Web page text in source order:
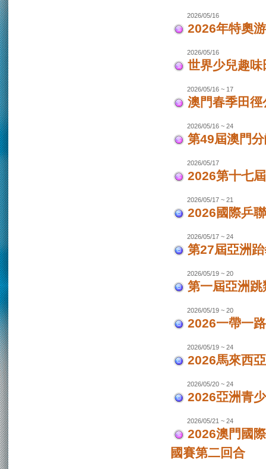
2026/05/16
2026年特奧
2026/05/16
世界少兒趣味
2026/05/16 ~ 17
澳門春季田徑
2026/05/16 ~ 24
第49屆澳門
2026/05/17
2026第十七
2026/05/17 ~ 21
2026國際乒
2026/05/17 ~ 24
第27屆亞洲
2026/05/19 ~ 20
第一屆亞洲
2026/05/19 ~ 20
2026一帶一
2026/05/19 ~ 24
2026馬來西
2026/05/20 ~ 24
2026亞洲青
2026/05/21 ~ 24
2026澳門國
國賽第二回合